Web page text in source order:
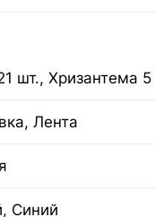
шт., Хризантема 5
Лента
Синий